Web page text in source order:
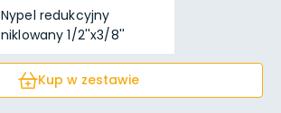
Nypel redukcyjny
niklowany 1/2''x3/8''
Kup w zestawie